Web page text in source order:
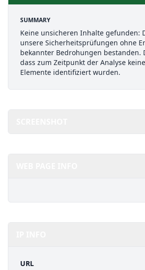
SUMMARY
Keine unsicheren Inhalte gefunden:
unsere Sicherheitsprüfungen ohne
bekannter Bedrohungen bestanden.
dass zum Zeitpunkt der Analyse
Elemente identifiziert wurden.
URL